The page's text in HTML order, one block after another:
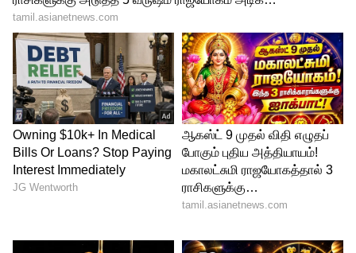
அதுமட்டும் அல்ல, மத்திய பாஜக அரசின்
இன்னொரு உள்நோக்கம் இதில் ஒளிந்து
இருக்கின்றது. "இந்திய ராணுவத்தைக்
காவி மயம் ஆக்க வேண்டும் என்கின்ற,
ஆர்எஸ்எஸ் கொள்கையைச்
செயல்படுத்துவதற்கான மறைமுகத்
திட்டமே "அக்னி பாதை" என்ற ஐயம்
ஏற்பட்டு இருக்கின்றது. அதாவது, 21 வயதில்
இளைஞர்களுக்கு, 12 ஆம் வகுப்பு தேர்வுச்